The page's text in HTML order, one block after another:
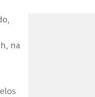
na